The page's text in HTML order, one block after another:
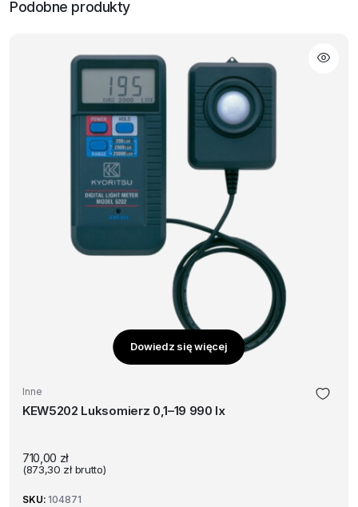
Podobne produkty
Dowiedz się więcej
Inne
KEW5202 Luksomierz 0,1–19 990 lx
710,00 zł
(873,30 złbrutto)
SKU: 104871